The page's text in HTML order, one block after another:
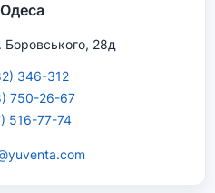
Одеса
Боровського, 28д
346-312
750-26-67
516-77-74